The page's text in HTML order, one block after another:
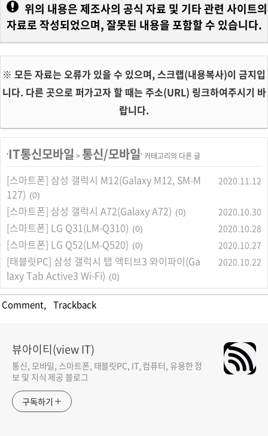
위의 내용은 제조사의 공식 자료 및 기타 관련 사이트의
자료로 작성되었으며, 잘못된 내용을 포함할 수 있습니다.
※ 모든 자료는 오류가 있을 수 있으며, 스크랩(내용복사)이 금지입
니다. 다른 곳으로 퍼가고자 할 때는 주소(URL) 링크하여주시기 바
랍니다.
'IT통신모바일 > 통신/모바일' 카테고리의 다른 글
[스마트폰] 삼성 갤럭시 M12(Galaxy M12, SM-M
127) (0)
2020.11.12
[스마트폰] 삼성 갤럭시 A72(Galaxy A72) (0) 2020.10.30
[스마트폰] LG Q31(LM-Q310) (0) 2020.10.28
[스마트폰] LG Q52(LM-Q520) (0) 2020.10.27
[태블릿PC] 삼성 갤럭시 탭 액티브3 와이파이(Ga
laxy Tab Active3 Wi-Fi) (0)
2020.10.22
Comment, Trackback
뷰아이티(view IT)
통신, 모바일, 스마트폰, 태블릿PC, IT, 컴퓨터, 유용한 정
보 및 지식 제공 블로그
구독하기